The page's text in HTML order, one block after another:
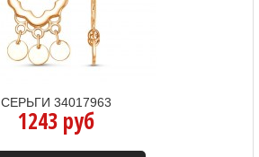
СЕРЬГИ 34017963
1243 руб